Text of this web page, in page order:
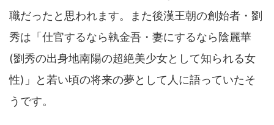
職だったと思われます。また後漢王朝の創始者・劉
秀は「仕官するなら執金吾・妻にするなら陰麗華
(劉秀の出身地南陽の超絶美少女として知られる女
性)」と若い頃の将来の夢として人に語っていたそ
うです。